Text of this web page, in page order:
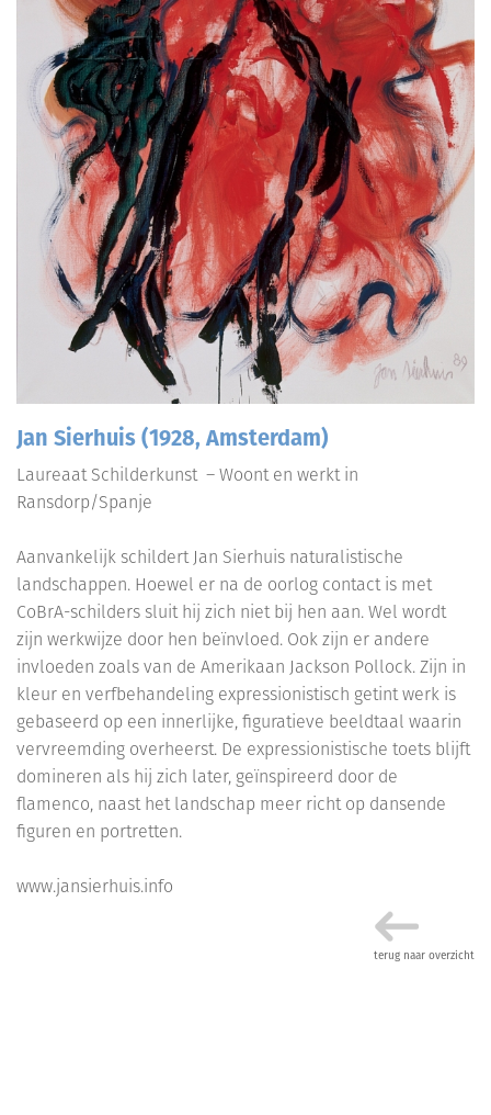
Jan Sierhuis (1928, Amsterdam)
Laureaat Schilderkunst – Woont en werkt in
Ransdorp/Spanje
Aanvankelijk schildert Jan Sierhuis naturalistische
landschappen. Hoewel er na de oorlog contact is met
CoBrA-schilders sluit hij zich niet bij hen aan. Wel wordt
zijn werkwijze door hen beïnvloed. Ook zijn er andere
invloeden zoals van de Amerikaan Jackson Pollock. Zijn in
kleur en verfbehandeling expressionistisch getint werk is
gebaseerd op een innerlijke, figuratieve beeldtaal waarin
vervreemding overheerst. De expressionistische toets blijft
domineren als hij zich later, geïnspireerd door de
flamenco, naast het landschap meer richt op dansende
figuren en portretten.
www.jansierhuis.info
terug naar overzicht